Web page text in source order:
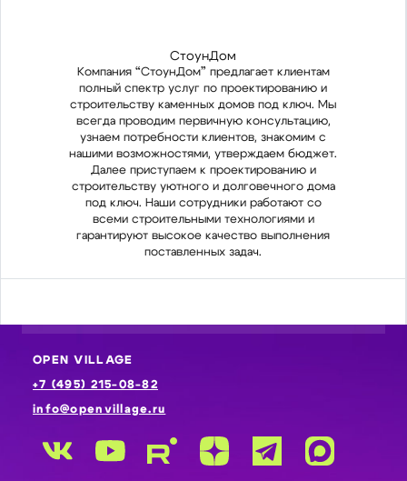
СтоунДом
Компания “СтоунДом” предлагает клиентам
полный спектр услуг по проектированию и
строительству каменных домов под ключ. Мы
всегда проводим первичную консультацию,
узнаем потребности клиентов, знакомим с
нашими возможностями, утверждаем бюджет.
Далее приступаем к проектированию и
строительству уютного и долговечного дома
под ключ. Наши сотрудники работают со
всеми строительными технологиями и
гарантируют высокое качество выполнения
поставленных задач.
OPEN VILLAGE
+7 (495) 215-08-82
info@openvillage.ru